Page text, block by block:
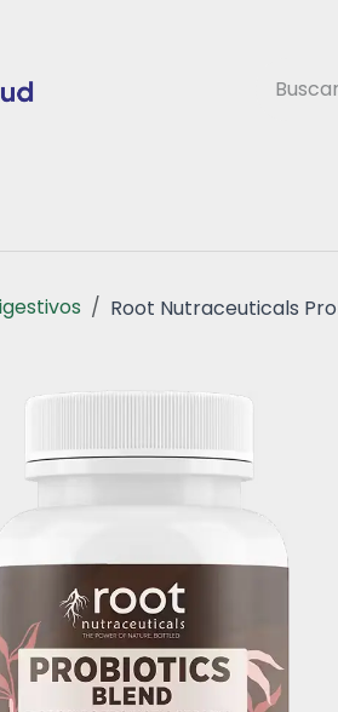
Root Nutraceuticals